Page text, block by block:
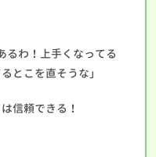
るわ！上手くなってる
とこを直そうな」
信頼できる！